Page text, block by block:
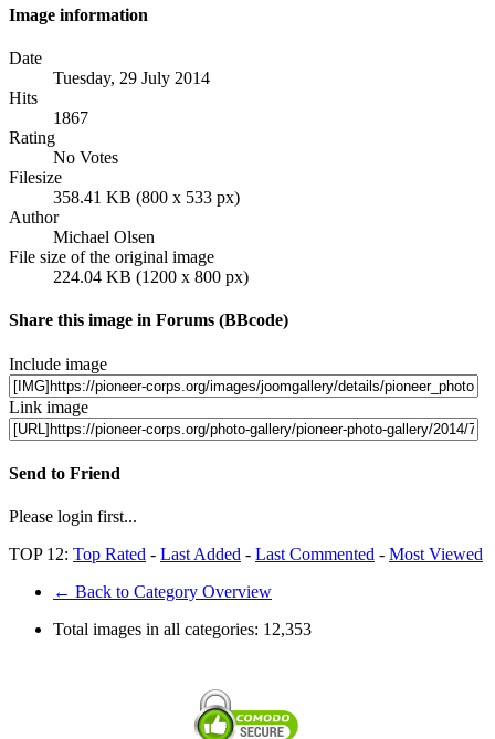
Image information
Date
Tuesday, 29 July 2014
Hits
1867
Rating
No Votes
Filesize
358.41 KB (800 x 533 px)
Author
Michael Olsen
File size of the original image
224.04 KB (1200 x 800 px)
Share this image in Forums (BBcode)
Include image
Link image
Send to Friend
Please login first...
TOP 12: Top Rated - Last Added - Last Commented - Most Viewed
← Back to Category Overview
Total images in all categories: 12,353